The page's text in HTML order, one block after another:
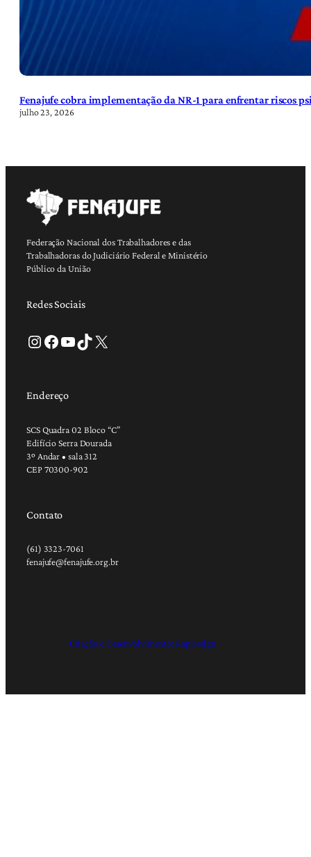
Fenajufe cobra implementação da NR-1 para enfrentar riscos
julho 23, 2026
Federação Nacional dos Trabalhadores e das
Trabalhadoras do Judiciário Federal e Ministério
Público da União
Redes Sociais
Instagram Facebook Youtube TikTok X
Endereço
SCS Quadra 02 Bloco “C”
Edifício Serra Dourada
3º Andar • sala 312
CEP 70300-902
Contato
(61) 3323-7061
fenajufe@fenajufe.org.br
Criação e Desenvolvimento: RapDesign